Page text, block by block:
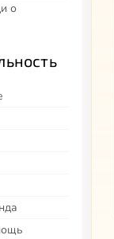
о